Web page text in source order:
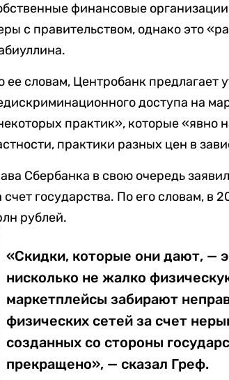
финансовые
с правительством, однако это
ее словам, Центробанк предлагает
доступа на
практик», которые «явно
практики разных цен в
Сбербанка в свою очередь
счет государства. По его словам, в
рублей.
«Скидки, которые они дают, —
нисколько не жалко
маркетплейсы забирают
физических сетей за счет
созданных со стороны
прекращено», — сказал Греф.